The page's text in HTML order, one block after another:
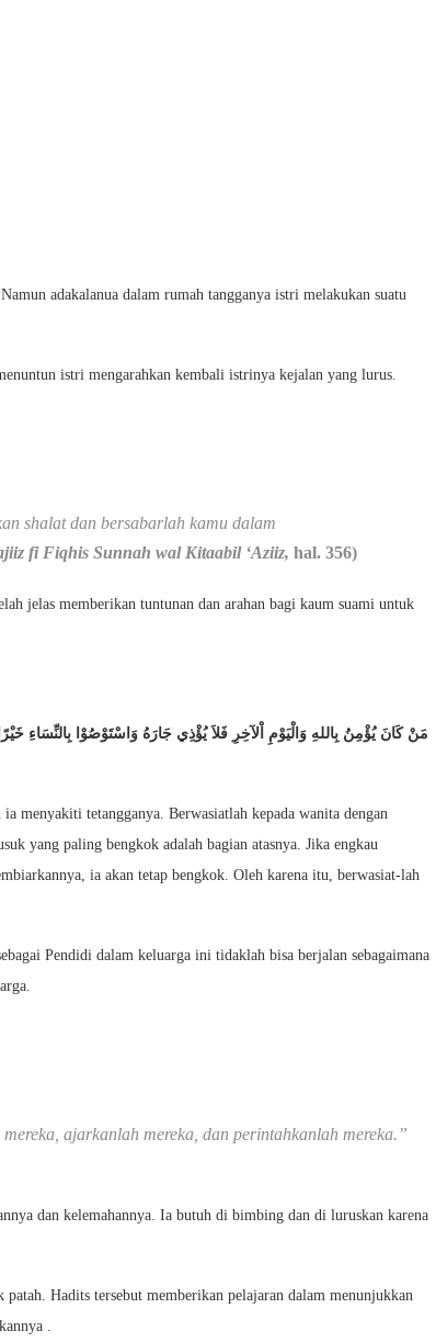
adakalanua dalam rumah tangganya istri melakukan suatu
istri mengarahkan kembali istrinya kejalan yang lurus.
shalat dan bersabarlah kamu dalam
fi Fiqhis Sunnah wal Kitaabil ‘Aziiz, hal. 356)
jelas memberikan tuntunan dan arahan bagi kaum suami untuk
مَنْ كَانَ يُؤْمِنُ بِاللهِ وَالْيَوْمِ اْلآخِرِ فَلاَ يُؤْذِي جَارَهُ وَاسْتَوْصُوْا
menyakiti tetangganya. Berwasiatlah kepada wanita dengan
yang paling bengkok adalah bagian atasnya. Jika engkau
ia akan tetap bengkok. Oleh karena itu, berwasiat-lah
Pendidi dalam keluarga ini tidaklah bisa berjalan sebagaimana
ajarkanlah mereka, dan perintahkanlah mereka.”
dan kelemahannya. Ia butuh di bimbing dan di luruskan karena
Hadits tersebut memberikan pelajaran dalam menunjukkan
.